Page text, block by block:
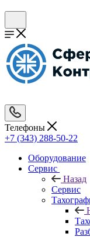
Телефоны
+7 (343) 288-50-22
Оборудование
Сервис
Назад
Сервис